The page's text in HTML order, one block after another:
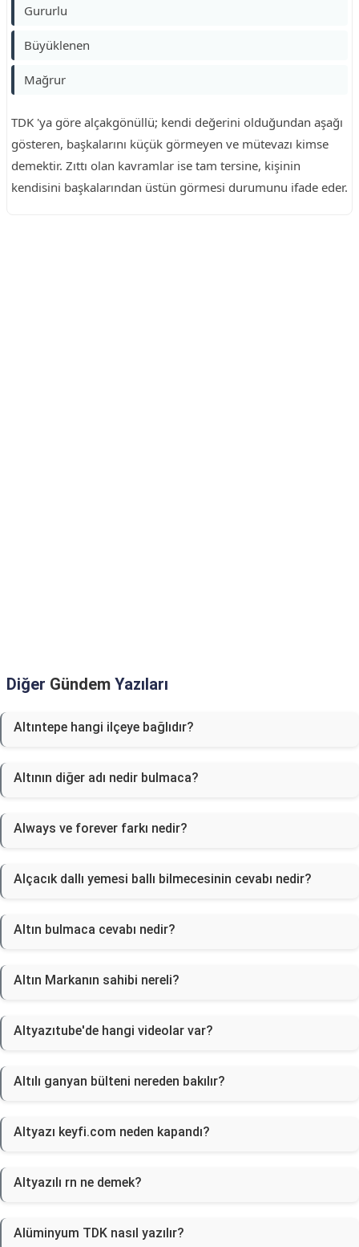
Gururlu
Büyüklenen
Mağrur
TDK 'ya göre alçakgönüllü; kendi değerini olduğundan aşağı
gösteren, başkalarını küçük görmeyen ve mütevazı kimse
demektir. Zıttı olan kavramlar ise tam tersine, kişinin
kendisini başkalarından üstün görmesi durumunu ifade eder.
Diğer Gündem Yazıları
Altıntepe hangi ilçeye bağlıdır?
Altının diğer adı nedir bulmaca?
Always ve forever farkı nedir?
Alçacık dallı yemesi ballı bilmecesinin cevabı nedir?
Altın bulmaca cevabı nedir?
Altın Markanın sahibi nereli?
Altyazıtube'de hangi videolar var?
Altılı ganyan bülteni nereden bakılır?
Altyazı keyfi.com neden kapandı?
Altyazılı rn ne demek?
Alüminyum TDK nasıl yazılır?